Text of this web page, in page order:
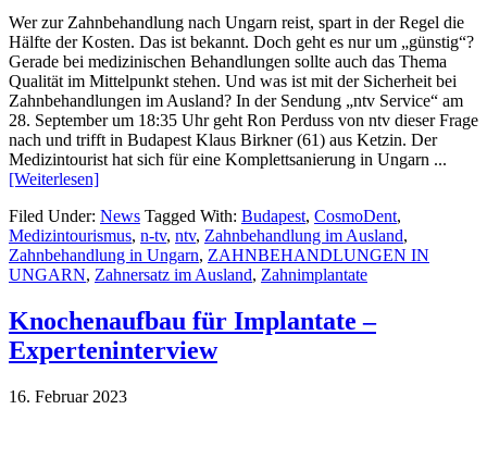
Wer zur Zahnbehandlung nach Ungarn reist, spart in der Regel die
Hälfte der Kosten. Das ist bekannt. Doch geht es nur um „günstig“?
Gerade bei medizinischen Behandlungen sollte auch das Thema
Qualität im Mittelpunkt stehen. Und was ist mit der Sicherheit bei
Zahnbehandlungen im Ausland? In der Sendung „ntv Service“ am
28. September um 18:35 Uhr geht Ron Perduss von ntv dieser Frage
nach und trifft in Budapest Klaus Birkner (61) aus Ketzin. Der
Medizintourist hat sich für eine Komplettsanierung in Ungarn ...
[Weiterlesen]
Filed Under: News Tagged With: Budapest, CosmoDent,
Medizintourismus, n-tv, ntv, Zahnbehandlung im Ausland,
Zahnbehandlung in Ungarn, ZAHNBEHANDLUNGEN IN
UNGARN, Zahnersatz im Ausland, Zahnimplantate
Knochenaufbau für Implantate –
Experteninterview
16. Februar 2023